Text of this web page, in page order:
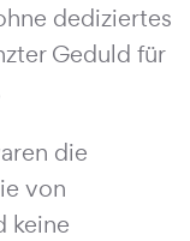
dediziertes
Geduld für
die
von
keine